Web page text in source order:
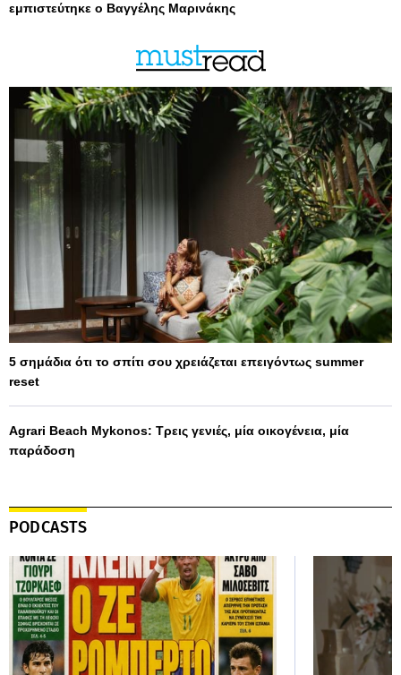
εμπιστεύτηκε ο Βαγγέλης Μαρινάκης
5 σημάδια ότι το σπίτι σου χρειάζεται επειγόντως summer
reset
Agrari Beach Mykonos: Τρεις γενιές, μία οικογένεια, μία
παράδοση
PODCASTS